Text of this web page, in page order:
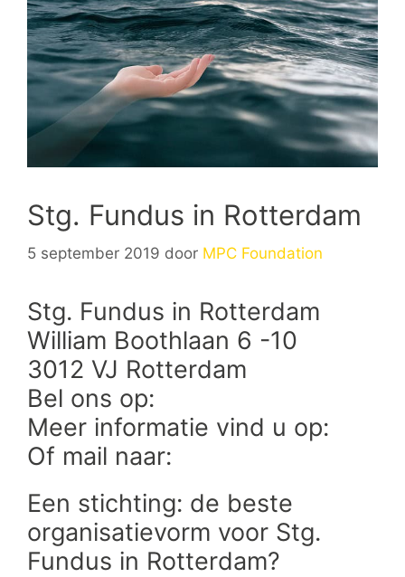
Stg. Fundus in Rotterdam
5 september 2019 door MPC Foundation
Stg. Fundus in Rotterdam
William Boothlaan 6 -10
3012 VJ Rotterdam
Bel ons op:
Meer informatie vind u op:
Of mail naar:
Een stichting: de beste
organisatievorm voor Stg.
Fundus in Rotterdam?